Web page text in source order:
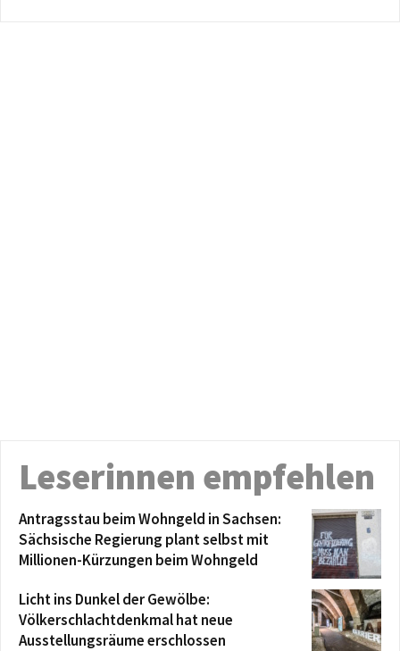
Leserinnen empfehlen
Antragsstau beim Wohngeld in Sachsen:
Sächsische Regierung plant selbst mit
Millionen-Kürzungen beim Wohngeld
Licht ins Dunkel der Gewölbe:
Völkerschlachtdenkmal hat neue
Ausstellungsräume erschlossen